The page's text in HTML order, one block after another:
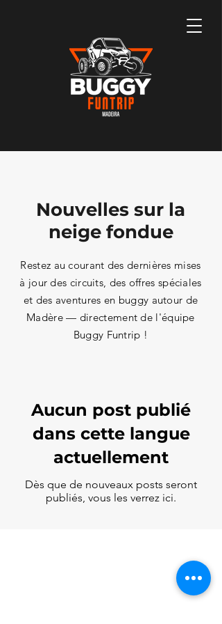
Nouvelles sur la
neige fondue
Restez au courant des dernières mises
à jour des circuits, des offres spéciales
et des aventures en buggy autour de
Madère — directement de l'équipe
Buggy Funtrip !
Aucun post publié
dans cette langue
actuellement
Dès que de nouveaux posts seront
publiés, vous les verrez ici.